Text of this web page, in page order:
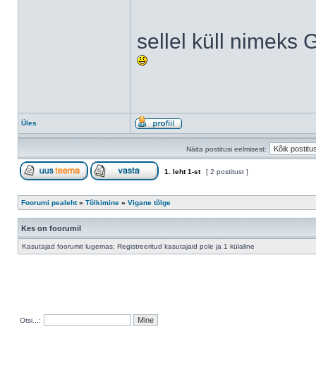
sellel küll nimeks
Üles
Näita postitusi eelmisest:
1 . leht1-st [ 2 postitust ]
Foorumi pealeht» Tõlkimine » Vigane tõlge
Kes on foorumil
Kasutajad foorumit lugemas: Registreeritud kasutajaid pole ja 1 külaline
Otsi...: